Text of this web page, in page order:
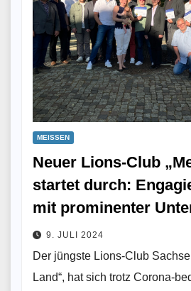
MEISSEN
Neuer Lions-Club
startet durch:
mit prominenter
9. JULI 2024
Der jüngste Lions-Club
Land“, hat sich trotz Corona-